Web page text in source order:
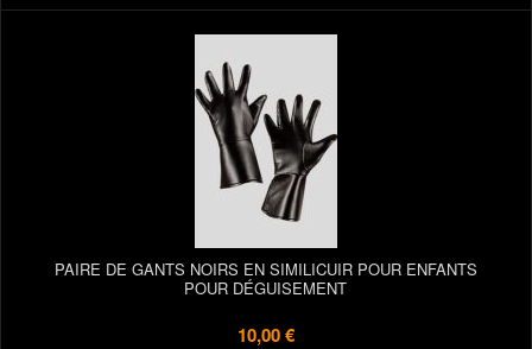
PAIRE DE GANTS NOIRS EN SIMILICUIR POUR ENFANTS
POUR DÉGUISEMENT
10,00 €